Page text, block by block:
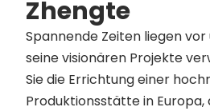
Zhengte
Spannende Zeiten liegen
seine visionären Projekte
Sie die Errichtung einer
Produktionsstätte in Europa,